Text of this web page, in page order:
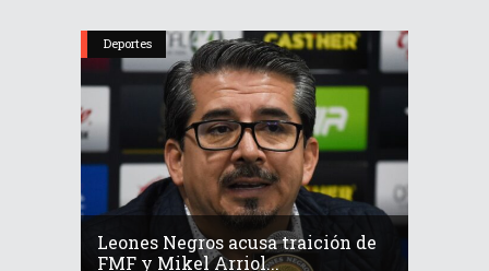
Deportes
Leones Negros acusa traición de
FMF y Mikel Arriol...